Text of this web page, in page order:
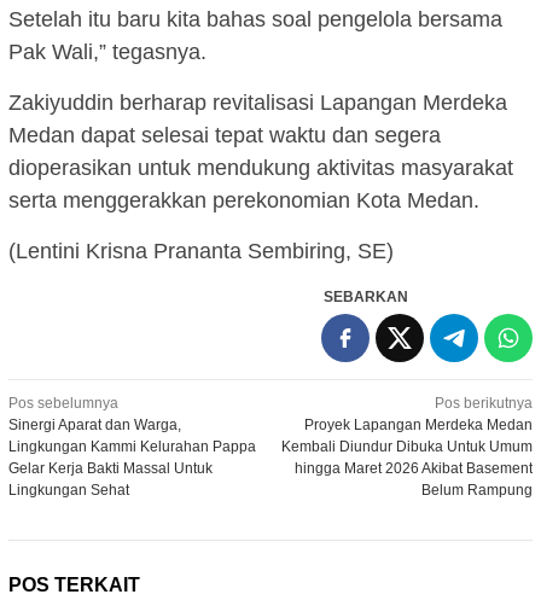
Setelah itu baru kita bahas soal pengelola bersama
Pak Wali,” tegasnya.
Zakiyuddin berharap revitalisasi Lapangan Merdeka
Medan dapat selesai tepat waktu dan segera
dioperasikan untuk mendukung aktivitas masyarakat
serta menggerakkan perekonomian Kota Medan.
(Lentini Krisna Prananta Sembiring, SE)
SEBARKAN
Navigasi
pos
Pos sebelumnya
Sinergi Aparat dan Warga,
Lingkungan Kammi Kelurahan Pappa
Gelar Kerja Bakti Massal Untuk
Lingkungan Sehat
Pos berikutnya
Proyek Lapangan Merdeka Medan
Kembali Diundur Dibuka Untuk Umum
hingga Maret 2026 Akibat Basement
Belum Rampung
POS TERKAIT